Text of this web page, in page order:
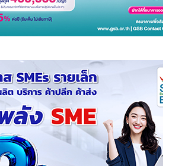
ต ตั้งเป้า 1 ล้านซีซี
ธ.ก.ส. พาชมเพชรบูรณ์ ต้นแบบ
มูลค่าเพิ่ม
26 July 2026